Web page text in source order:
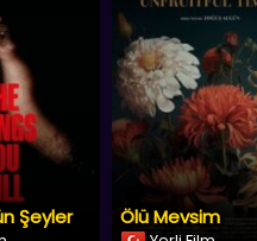
Şeyler Ölü Mevsim